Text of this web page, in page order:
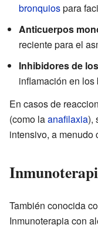
bronquiospara
Anticuerpos
reciente para el
Inhibidores de
inflamación en los
En casos de
(como laanafilaxia),
intensivo, a menudo
También conocida
Inmunoterapia con